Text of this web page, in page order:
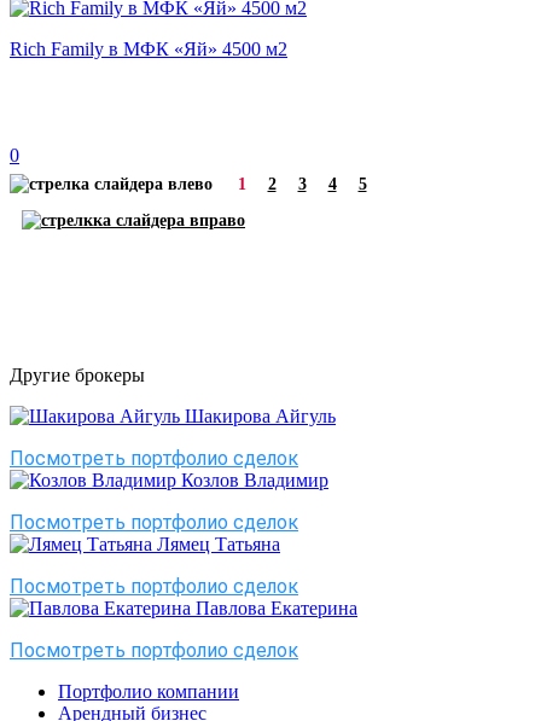
Rich Family в МФК «Яй» 4500 м2
0
1 2 3 4 5
Другие брокеры
Шакирова Айгуль
Посмотреть портфолио сделок
Козлов Владимир
Посмотреть портфолио сделок
Лямец Татьяна
Посмотреть портфолио сделок
Павлова Екатерина
Посмотреть портфолио сделок
Портфолио компании
Арендный бизнес